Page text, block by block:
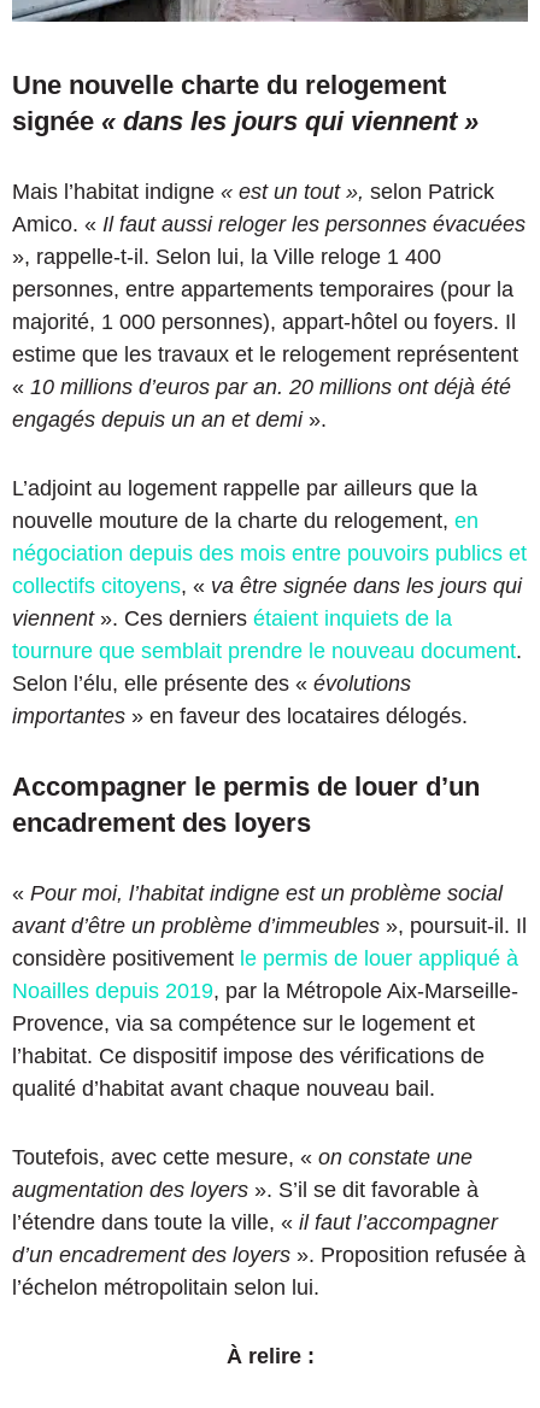
Une nouvelle charte du relogement
signée « dans les jours qui viennent »
Mais l’habitat indigne « est un tout », selon Patrick
Amico. « Il faut aussi reloger les personnes évacuées
», rappelle-t-il. Selon lui, la Ville reloge 1 400
personnes, entre appartements temporaires (pour la
majorité, 1 000 personnes), appart-hôtel ou foyers. Il
estime que les travaux et le relogement représentent
« 10 millions d’euros par an. 20 millions ont déjà été
engagés depuis un an et demi».
L’adjoint au logement rappelle par ailleurs que la
nouvelle mouture de la charte du relogement, en
négociation depuis des mois entre pouvoirs publics et
collectifs citoyens, « va être signée dans les jours qui
viennent». Ces derniers étaient inquiets de la
tournure que semblait prendre le nouveau document.
Selon l’élu, elle présente des « évolutions
importantes » en faveur des locataires délogés.
Accompagner le permis de louer d’un
encadrement des loyers
« Pour moi, l’habitat indigne est un problème social
avant d’être un problème d’immeubles », poursuit-il. Il
considère positivement le permis de louer appliqué à
Noailles depuis 2019, par la Métropole Aix-Marseille-
Provence, via sa compétence sur le logement et
l’habitat. Ce dispositif impose des vérifications de
qualité d’habitat avant chaque nouveau bail.
Toutefois, avec cette mesure, « on constate une
augmentation des loyers ». S’il se dit favorable à
l’étendre dans toute la ville, « il faut l’accompagner
d’un encadrement des loyers ». Proposition refusée à
l’échelon métropolitain selon lui.
À relire :